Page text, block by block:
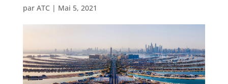
par ATC | Mai 5, 2021